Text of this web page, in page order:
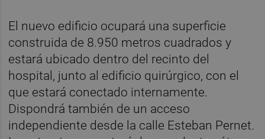
El nuevo edificio ocupará una superficie
construida de 8.950 metros cuadrados y
estará ubicado dentro del recinto del
hospital, junto al edificio quirúrgico, con el
que estará conectado internamente.
Dispondrá también de un acceso
independiente desde la calle Esteban Pernet.